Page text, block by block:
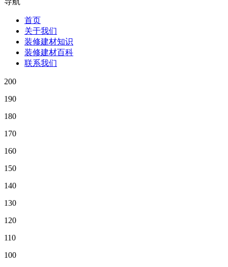
首页
关于我们
装修建材知识
装修建材百科
联系我们
200
190
180
170
160
150
140
130
120
110
100